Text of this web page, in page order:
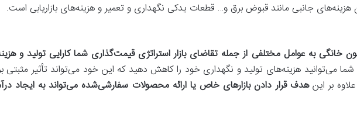
هزینه‌های جانبی مانند قبوض برق و… قطعات یدکی نگهداری و تعمیر و هزینه‌های بازاریابی است.
خانگی به عوامل مختلفی از جمله تقاضای بازار استراتژی قیمت‌گذاری شما کارایی تولید و
شما می‌توانید هزینه‌های تولید و نگهداری خود را کاهش دهید که این خود می‌تواند تأثیر مثبتی
بر اینهدف قرار دادن بازارهای خاص یا ارائه محصولات سفارشی‌شده می‌تواند به ایجاد